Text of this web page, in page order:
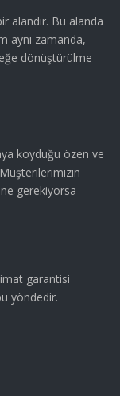
alandır. Bu alanda
aynı zamanda,
dönüştürülme
koyduğu özen ve
gerekiyorsa
garantisi
yöndedir.